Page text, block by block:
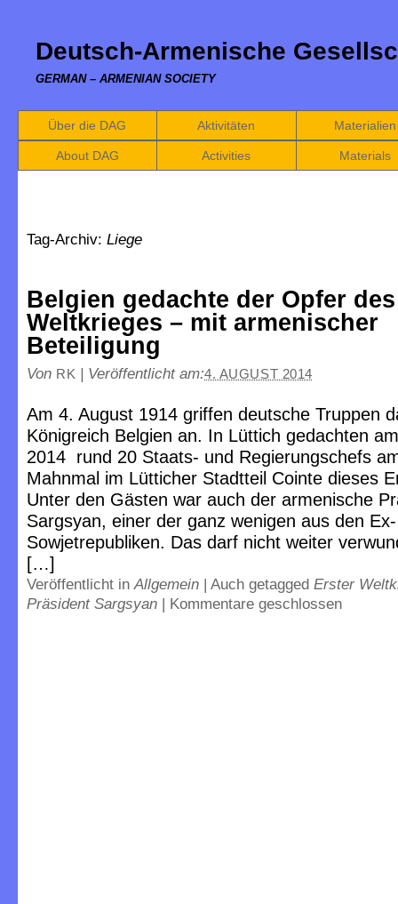
Deutsch-Armenische
GERMAN – ARMENIAN SOCIETY
Über die DAG Aktivitäten Materialien
About DAG Activities Materials
Tag-Archiv: Liege
Belgien gedachte der Opfer
Weltkrieges – mit armenischer
Beteiligung
Von RK | Veröffentlicht am:4. AUGUST 2014
Am 4. August 1914 griffen deutsche Truppen
Königreich Belgien an. In Lüttich gedachten
2014 rund 20 Staats- und Regierungschefs
Mahnmal im Lütticher Stadtteil Cointe dieses
Unter den Gästen war auch der armenische
Sargsyan, einer der ganz wenigen aus den Ex-
Sowjetrepubliken. Das darf nicht weiter
[…]
Veröffentlicht inAllgemein | Auch getagged Erster
Präsident Sargsyan | Kommentare geschlossen